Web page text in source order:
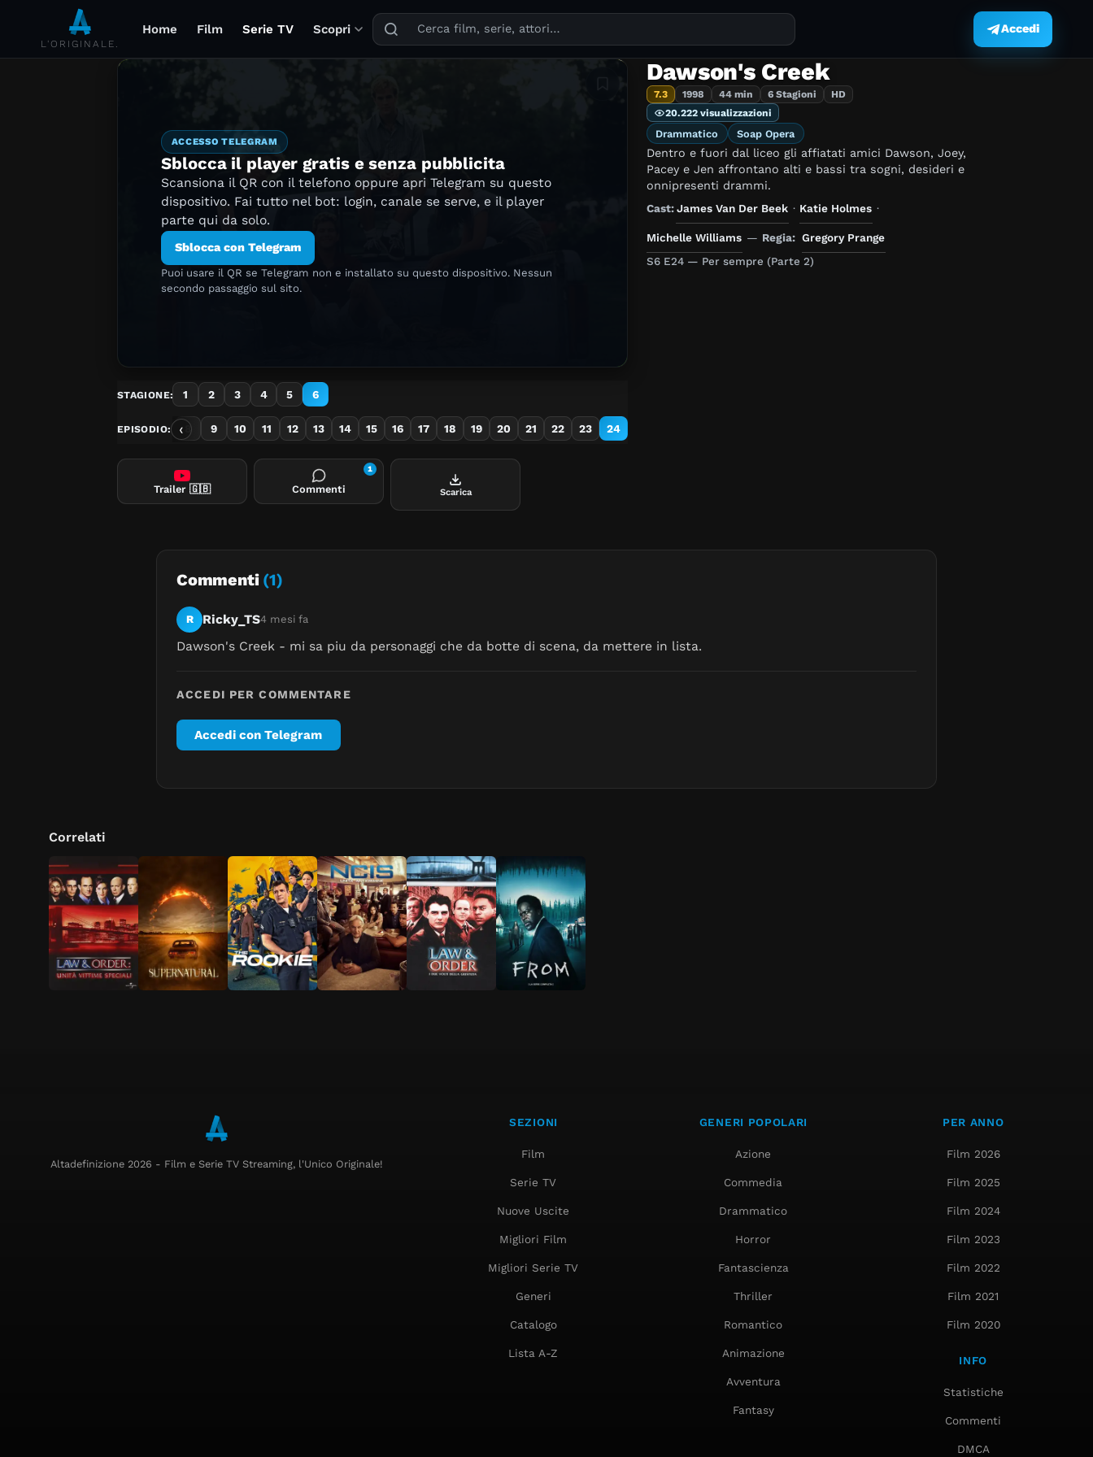
L'ORIGINALE.
Home Film Serie TV Scopri
Puoi cercare film, serie TV, attori, registi, generi e temi.
Accedi
ACCESSO TELEGRAM
Sblocca il player gratis e senza pubblicita
Scansiona il QR con il telefono oppure apri Telegram su questo
dispositivo. Fai tutto nel bot: login, canale se serve, e il player
parte qui da solo.
Sblocca con Telegram
Puoi usare il QR se Telegram non e installato su questo dispositivo. Nessun
secondo passaggio sul sito.
Aggiungi in lista
STAGIONE: 1 2 3 4 5 6
EPISODIO: ‹
6 7 8 9 10 11 12 13 14 15 16 17 18 19 20 21 22 23 24
Dawson's Creek
7.3 1998 44 min 6 Stagioni
HD
20.222 visualizzazioni
Drammatico Soap Opera
Dentro e fuori dal liceo gli affiatati amici Dawson, Joey,
Pacey e Jen affrontano alti e bassi tra sogni, desideri e
onnipresenti drammi.
Cast: James Van Der Beek · Katie Holmes ·
Michelle Williams — Regia: Gregory Prange
S6 E24 — Per sempre (Parte 2)
Trailer 🇬🇧 Commenti
1
Scarica
Commenti (1)
R Ricky_TS4 mesi fa
Dawson's Creek - mi sa piu da personaggi che da botte di scena, da mettere in lista.
ACCEDI PER COMMENTARE
Accedi con Telegram
Correlati
Altadefinizione 2026 - Film e Serie TV Streaming, l'Unico Originale!
SEZIONI
Film
Serie TV
Nuove Uscite
Migliori Film
Migliori Serie TV
Generi
Catalogo
Lista A-Z
GENERI POPOLARI
Azione
Commedia
Drammatico
Horror
Fantascienza
Thriller
Romantico
Animazione
Avventura
Fantasy
PER ANNO
Film 2026
Film 2025
Film 2024
Film 2023
Film 2022
Film 2021
Film 2020
INFO
Statistiche
Commenti
DMCA